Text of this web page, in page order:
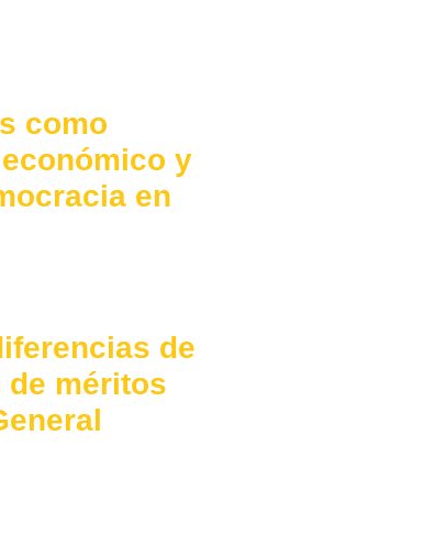
como
y
en
de
méritos